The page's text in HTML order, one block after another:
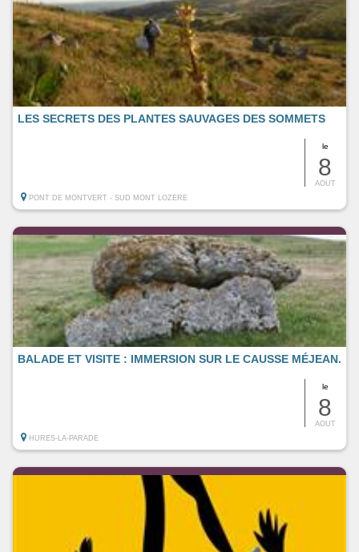
le
8
AOUT
LES SECRETS DES PLANTES SAUVAGES DES SOMMETS
PONT DE MONTVERT - SUD MONT LOZERE
le
8
AOUT
BALADE ET VISITE : IMMERSION SUR LE CAUSSE MÉJEAN.
HURES-LA-PARADE